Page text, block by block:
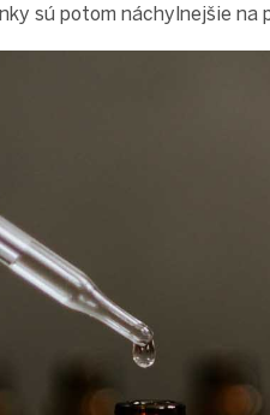
sú potom náchylnejšie na